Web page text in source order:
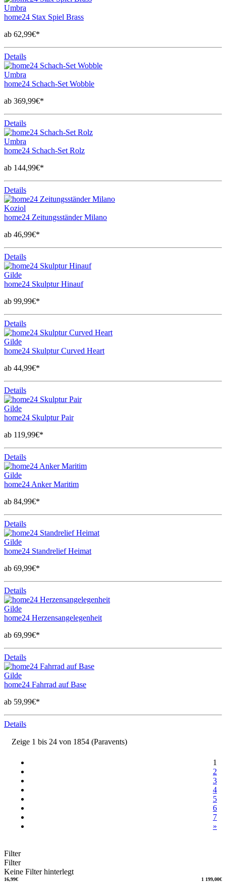
Umbra
home24 Stax Spiel Brass
ab 62,99€*
Details
Umbra
home24 Schach-Set Wobble
ab 369,99€*
Details
Umbra
home24 Schach-Set Rolz
ab 144,99€*
Details
Koziol
home24 Zeitungsständer Milano
ab 46,99€*
Details
Gilde
home24 Skulptur Hinauf
ab 99,99€*
Details
Gilde
home24 Skulptur Curved Heart
ab 44,99€*
Details
Gilde
home24 Skulptur Pair
ab 119,99€*
Details
Gilde
home24 Anker Maritim
ab 84,99€*
Details
Gilde
home24 Standrelief Heimat
ab 69,99€*
Details
Gilde
home24 Herzensangelegenheit
ab 69,99€*
Details
Gilde
home24 Fahrrad auf Base
ab 59,99€*
Details
Zeige 1 bis 24 von 1854 (Paravents)
1
2
3
4
5
6
7
»
Filter
Filter
Keine Filter hinterlegt
16,99€ 1 199,00€